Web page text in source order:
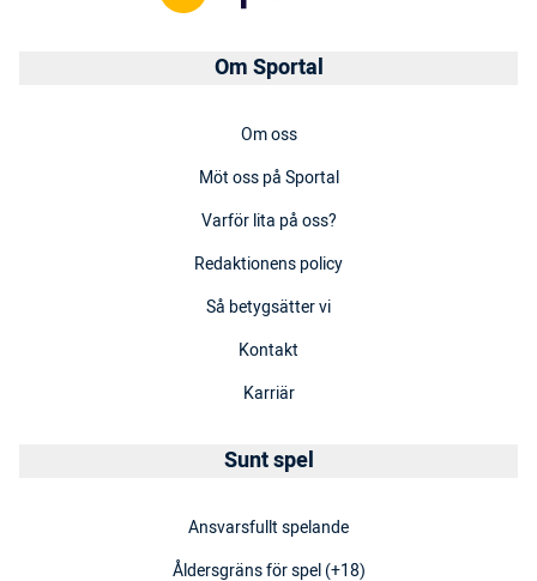
Om Sportal
Om oss
Möt oss på Sportal
Varför lita på oss?
Redaktionens policy
Så betygsätter vi
Kontakt
Karriär
Sunt spel
Ansvarsfullt spelande
Åldersgräns för spel (+18)